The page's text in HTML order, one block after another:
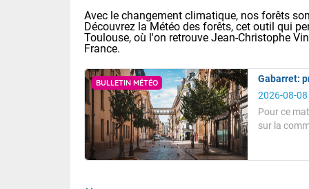
Avec le changement climatique, nos forêts
Découvrez la Météo des forêts, cet outil qui
Toulouse, où l'on retrouve Jean-Christophe
France.
BULLETIN MÉTÉO
Gabarret:
2026-08-
Pour ce
sur la
Pour ce
Voici les
: 13/28
Clermont-Fd